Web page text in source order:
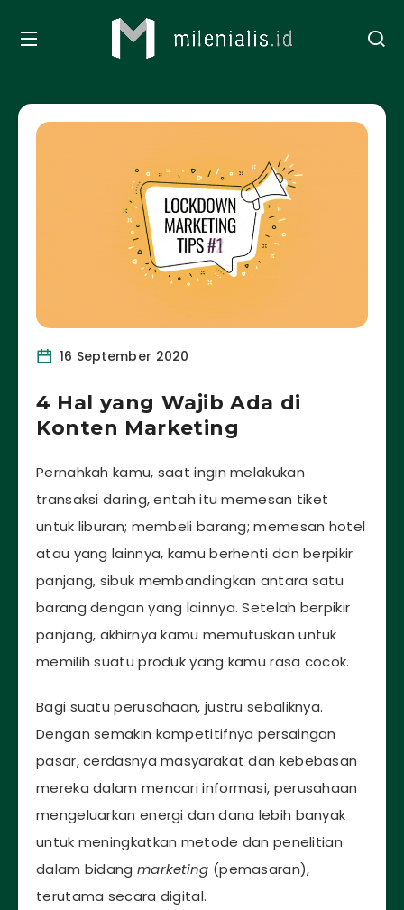
16 September 2020
4 Hal yang Wajib Ada di
Konten Marketing
Pernahkah kamu, saat ingin melakukan
transaksi daring, entah itu memesan tiket
untuk liburan; membeli barang; memesan hotel
atau yang lainnya, kamu berhenti dan berpikir
panjang, sibuk membandingkan antara satu
barang dengan yang lainnya. Setelah berpikir
panjang, akhirnya kamu memutuskan untuk
memilih suatu produk yang kamu rasa cocok.
Bagi suatu perusahaan, justru sebaliknya.
Dengan semakin kompetitifnya persaingan
pasar, cerdasnya masyarakat dan kebebasan
mereka dalam mencari informasi, perusahaan
mengeluarkan energi dan dana lebih banyak
untuk meningkatkan metode dan penelitian
dalam bidang marketing (pemasaran),
terutama secara digital.